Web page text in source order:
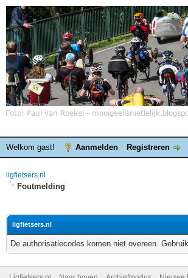
Welkom gast! Aanmelden Registreren
ligfietsers.nl
Foutmelding
ligfietsers.nl
De authorisatiecodes komen niet overeen.